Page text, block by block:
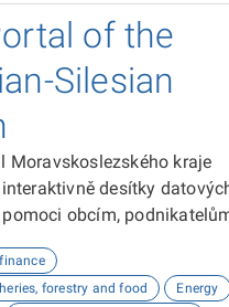
v Zelené dohodě pro
je součástí legislativního
of the
Silesian
Moravskoslezského kraje
desítky
obcím,
a poznávat náš kraj.
o demografii,
forestry and food
Energy